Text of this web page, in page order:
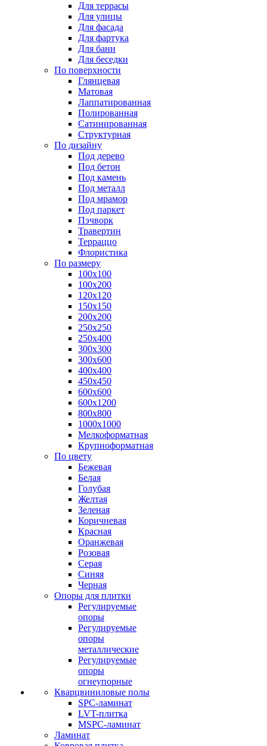
Для террасы
Для улицы
Для фасада
Для фартука
Для бани
Для беседки
По поверхности
Глянцевая
Матовая
Лаппатированная
Полированная
Сатинированная
Структурная
По дизайну
Под дерево
Под бетон
Под камень
Под металл
Под мрамор
Под паркет
Пэчворк
Травертин
Терраццо
Флористика
По размеру
100х100
100х200
120х120
150х150
200х200
250х250
250х400
300х300
300х600
400х400
450х450
600х600
600х1200
800х800
1000х1000
Мелкоформатная
Крупноформатная
По цвету
Бежевая
Белая
Голубая
Желтая
Зеленая
Коричневая
Красная
Оранжевая
Розовая
Серая
Синяя
Черная
Опоры для плитки
Регулируемые
опоры
Регулируемые
опоры
металлические
Регулируемые
опоры
огнеупорные
Кварцвиниловые полы
SPC-ламинат
LVT-плитка
MSPC-ламинат
Ламинат